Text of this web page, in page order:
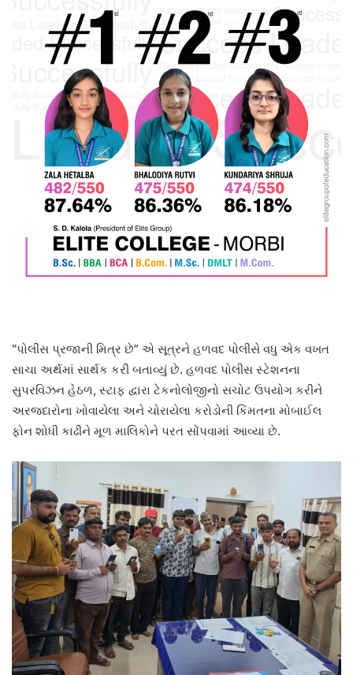
“પોલીસ પ્રજાની મિત્ર છે” એ સૂત્રને હળવદ પોલીસે વધુ એક વખત
સાચા અર્થમાં સાર્થક કરી બતાવ્યું છે. હળવદ પોલીસ સ્ટેશનના
સુપરવિઝન હેઠળ, સ્ટાફ દ્વારા ટેકનોલોજીનો સચોટ ઉપયોગ કરીને
અરજદારોના ખોવાયેલા અને ચોરાયેલા કરોડોની કિંમતના મોબાઈલ
ફોન શોધી કાઢીને મૂળ માલિકોને પરત સોંપવામાં આવ્યા છે.